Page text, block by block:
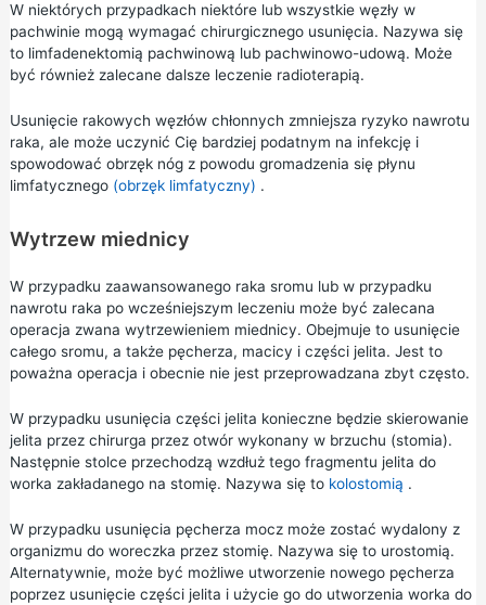
W niektórych przypadkach niektóre lub wszystkie węzły w
pachwinie mogą wymagać chirurgicznego usunięcia. Nazywa się
to limfadenektomią pachwinową lub pachwinowo-udową. Może
być również zalecane dalsze leczenie radioterapią.
Usunięcie rakowych węzłów chłonnych zmniejsza ryzyko nawrotu
raka, ale może uczynić Cię bardziej podatnym na infekcję i
spowodować obrzęk nóg z powodu gromadzenia się płynu
limfatycznego (obrzęk limfatyczny) .
Wytrzew miednicy
W przypadku zaawansowanego raka sromu lub w przypadku
nawrotu raka po wcześniejszym leczeniu może być zalecana
operacja zwana wytrzewieniem miednicy. Obejmuje to usunięcie
całego sromu, a także pęcherza, macicy i części jelita. Jest to
poważna operacja i obecnie nie jest przeprowadzana zbyt często.
W przypadku usunięcia części jelita konieczne będzie skierowanie
jelita przez chirurga przez otwór wykonany w brzuchu (stomia).
Następnie stolce przechodzą wzdłuż tego fragmentu jelita do
worka zakładanego na stomię. Nazywa się to kolostomią .
W przypadku usunięcia pęcherza mocz może zostać wydalony z
organizmu do woreczka przez stomię. Nazywa się to urostomią.
Alternatywnie, może być możliwe utworzenie nowego pęcherza
poprzez usunięcie części jelita i użycie go do utworzenia worka do